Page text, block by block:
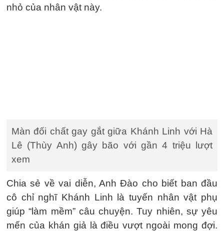
nhỏ của nhân vật này.
Màn đối chất gay gắt giữa Khánh Linh với Hà
Lê (Thùy Anh) gây bão với gần 4 triệu lượt
xem
Chia sẻ về vai diễn, Anh Đào cho biết ban đầu
cô chỉ nghĩ Khánh Linh là tuyến nhân vật phụ
giúp “làm mềm” câu chuyện. Tuy nhiên, sự yêu
mến của khán giả là điều vượt ngoài mong đợi.